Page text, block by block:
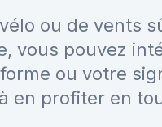
ou de vents
vous pouvez
ou votre
en profiter en